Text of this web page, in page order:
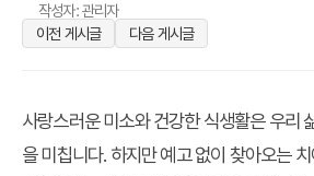
작성자: 관리자
이전 게시글
다음 게시글
사랑스러운 미소와 건강한 식생활은 우리
을 미칩니다. 하지만 예고 없이 찾아오는